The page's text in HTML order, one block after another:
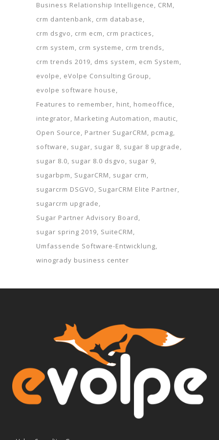
Business Relationship Intelligence
CRM
crm dantenbank crm database
crm dsgvo
crm ecm
crm practices
crm system
crm systeme
crm trends
crm trends 2019 dms system
ecm System
evolpe
eVolpe Consulting Group
evolpe software house
Features to remember hint homeoffice
integrator Marketing Automation
mautic
Open Source
Partner SugarCRM
pcmag
software
sugar sugar 8 sugar 8 upgrade
sugar 8.0 sugar 8.0 dsgvo
sugar 9
sugarbpm
SugarCRM
sugar crm
sugarcrm DSGVO
SugarCRM Elite Partner
sugarcrm upgrade
Sugar Partner Advisory Board
sugar spring 2019 SuiteCRM
Umfassende Software-Entwicklung
winogrady business center